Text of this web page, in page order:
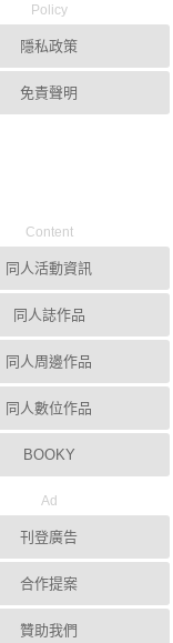
Policy
隱私政策
免責聲明
Content
同人活動資訊
同人誌作品
同人周邊作品
同人數位作品
BOOKY
Ad
刊登廣告
合作提案
贊助我們